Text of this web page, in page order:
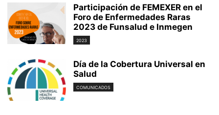
Participación de FEMEXER en el
Foro de Enfermedades Raras
2023 de Funsalud e Inmegen
2023
Día de la Cobertura Universal en
Salud
COMUNICADOS